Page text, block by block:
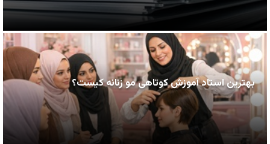
بهترین استاد آموزش کوتاهی مو زنانه کیست؟